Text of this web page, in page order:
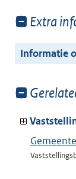
Toon
van:
Extra
Informatie
Toon
van: